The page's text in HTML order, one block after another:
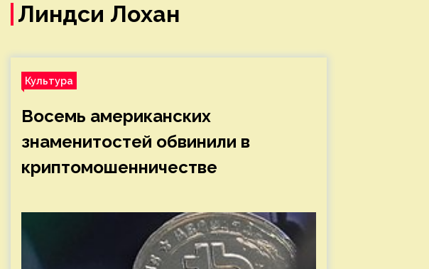
Линдси Лохан
Культура
Восемь американских
знаменитостей обвинили в
криптомошенничестве